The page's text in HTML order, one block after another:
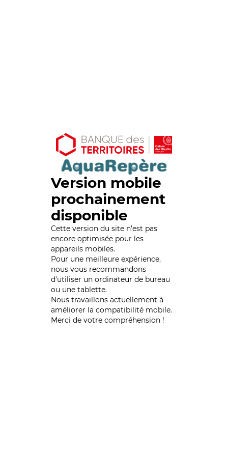
Version mobile
prochainement
disponible
Cette version du site n’est pas
encore optimisée pour les
appareils mobiles.
Pour une meilleure expérience,
nous vous recommandons
d'utiliser un ordinateur de bureau
ou une tablette.
Nous travaillons actuellement à
améliorer la compatibilité mobile.
Merci de votre compréhension !